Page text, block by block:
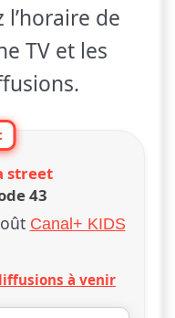
l’horaire de
TV et les
street
43
Canal+ KIDS
à venir